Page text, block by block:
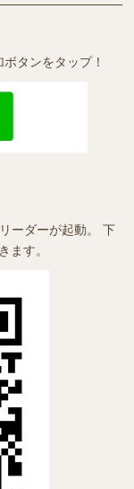
タンをタップ！
ーダーが起動。 下
ます。